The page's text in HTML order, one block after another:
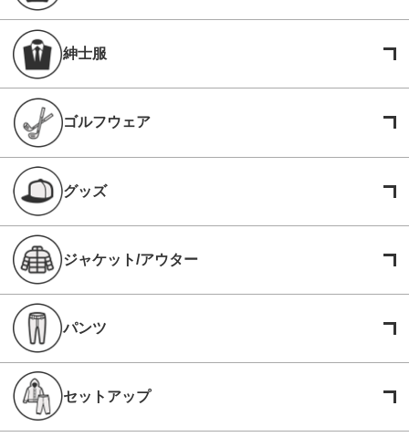
紳士服
ゴルフウェア
グッズ
ジャケット/アウター
パンツ
セットアップ